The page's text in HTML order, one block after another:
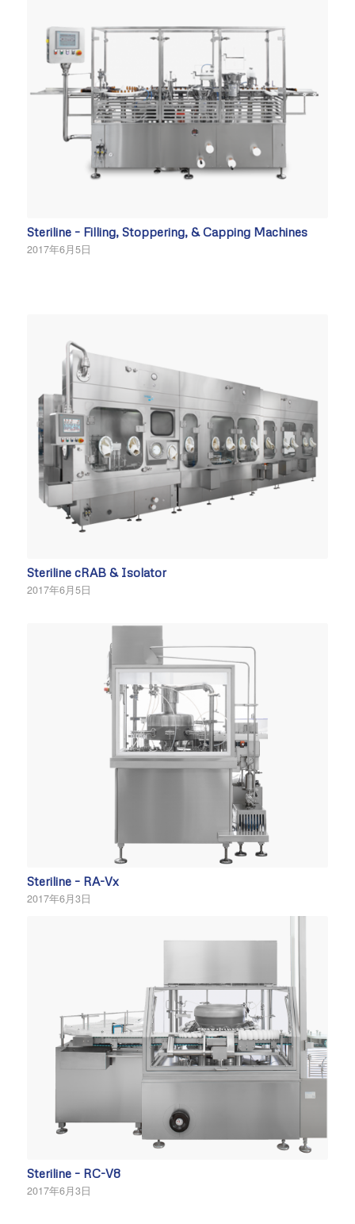
Steriline – Filling, Stoppering, & Capping Machines
2017年6月5日
Steriline cRAB & Isolator
2017年6月5日
Steriline – RA-Vx
2017年6月3日
Steriline – RC-V8
2017年6月3日